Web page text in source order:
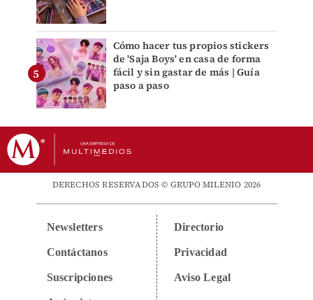
Cómo hacer tus propios stickers
de 'Saja Boys' en casa de forma
fácil y sin gastar de más | Guía
paso a paso
DERECHOS RESERVADOS © GRUPO MILENIO 2026
Newsletters
Contáctanos
Suscripciones
Directorio
Privacidad
Aviso Legal